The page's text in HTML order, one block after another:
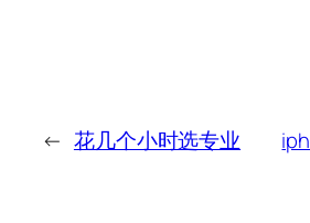
← 花几个小时选专业